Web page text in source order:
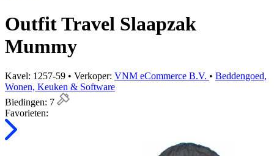
Outfit Travel Slaapzak
Mummy
Kavel: 1257-59 • Verkoper: VNM eCommerce B.V. • Beddengoed,
Wonen, Keuken & Software
Biedingen: 7
Favorieten: